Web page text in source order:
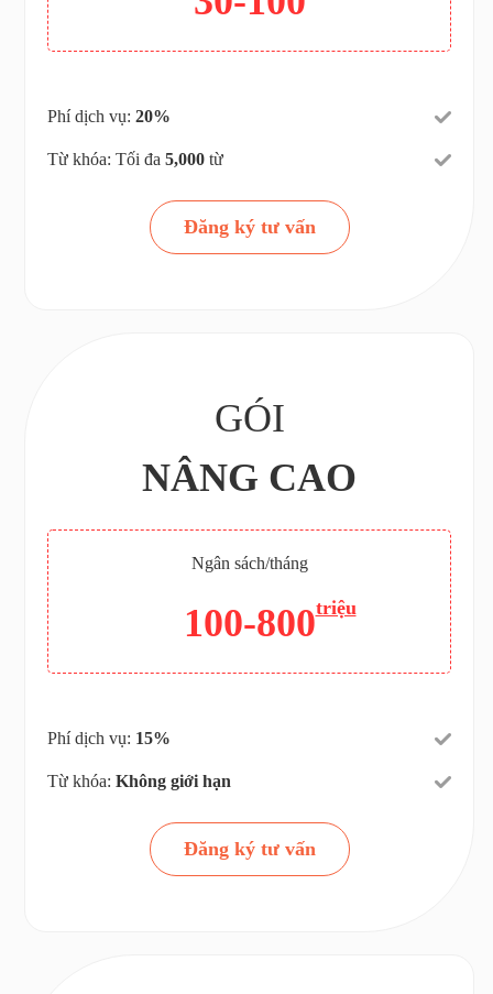
Phí dịch vụ: 20%
Từ khóa: Tối đa 5,000 từ
Đăng ký tư vấn
GÓI
NÂNG CAO
Ngân sách/tháng
100-800triệu
Phí dịch vụ: 15%
Từ khóa: Không giới hạn
Đăng ký tư vấn